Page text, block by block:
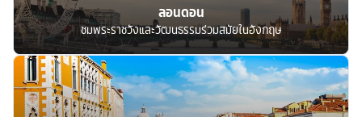
ลอนดอน
ชมพระราชวังและวัฒนธรรมร่วมสมัยในอังกฤษ